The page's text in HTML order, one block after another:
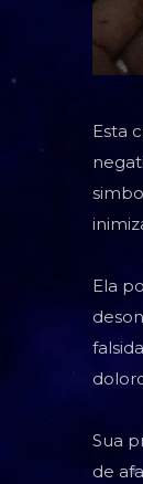
Esta
Ela
Sua
de